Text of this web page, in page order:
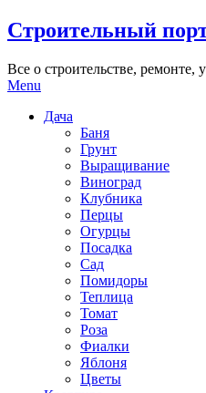
Skip
to
Строительный
Все о строительстве, ремонте,
Menu
Дача
Баня
Грунт
Выращивание
Виноград
Клубника
Перцы
Огурцы
Посадка
Сад
Помидоры
Теплица
Томат
Роза
Фиалки
Яблоня
Цветы